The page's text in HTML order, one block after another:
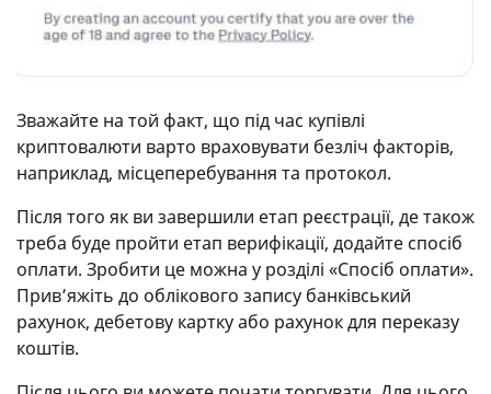
Зважайте на той факт, що під час купівлі
криптовалюти варто враховувати безліч факторів,
наприклад, місцеперебування та протокол.
Після того як ви завершили етап реєстрації, де також
треба буде пройти етап верифікації, додайте спосіб
оплати. Зробити це можна у розділі «Спосіб оплати».
Прив’яжіть до облікового запису банківський
рахунок, дебетову картку або рахунок для переказу
коштів.